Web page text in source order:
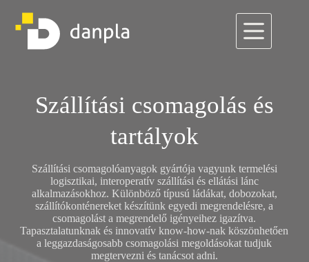
content
Szállítási csomagolás és
tartályok
Szállítási csomagolóanyagok gyártója vagyunk termelési
logisztikai, interoperatív szállítási és ellátási lánc
alkalmazásokhoz. Különböző típusú ládákat, dobozokat,
szállítókonténereket készítünk egyedi megrendelésre, a
csomagolást a megrendelő igényeihez igazítva.
Tapasztalatunknak és innovatív know-how-nak köszönhetően
a leggazdaságosabb csomagolási megoldásokat tudjuk
megtervezni és tanácsot adni.